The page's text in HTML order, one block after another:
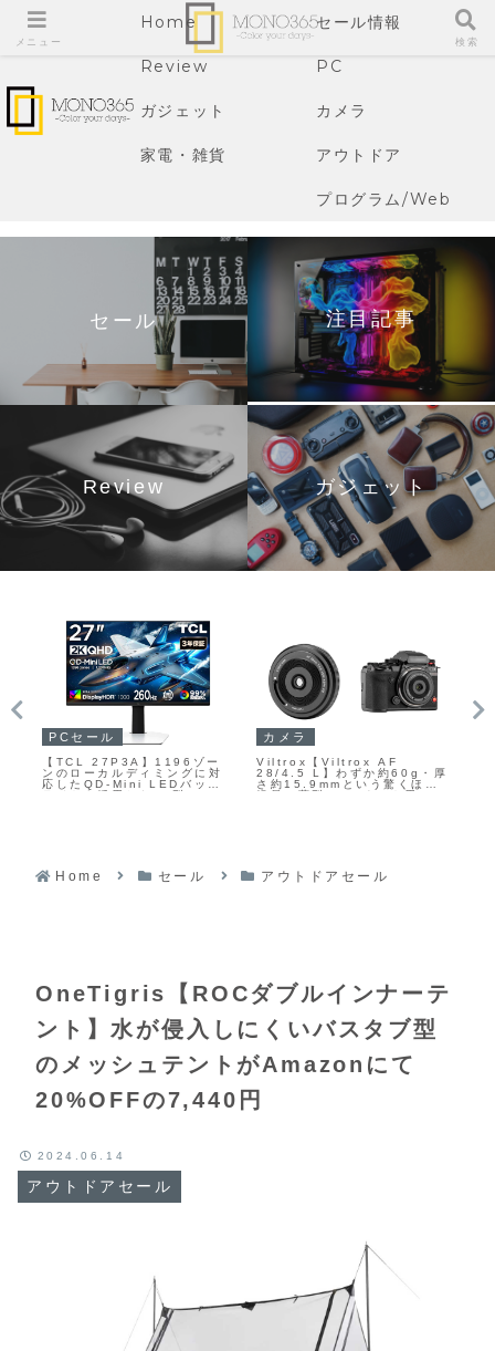
Home セール情報
Review PC
ガジェット カメラ
家電・雑貨 アウトドア
プログラム/Web
セール 注目記事
Review ガジェット
PCセール
【TCL 27P3A】1196ゾー
ンのローカルディミングに対
応したQD-Mini LEDバック
ライトを採用した27型WQHD
カメラ
Viltrox【Viltrox AF
28/4.5 L】わずか約60g・厚
さ約15.9mmという驚くほど
軽量・薄型のLマウント用フル
Home セール アウトドアセール
OneTigris【ROCダブルインナーテ
ント】水が侵入しにくいバスタブ型
のメッシュテントがAmazonにて
20%OFFの7,440円
アウトドアセール
2024.06.14
メニュー 検索